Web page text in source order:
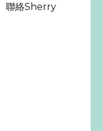
聯絡Sherry